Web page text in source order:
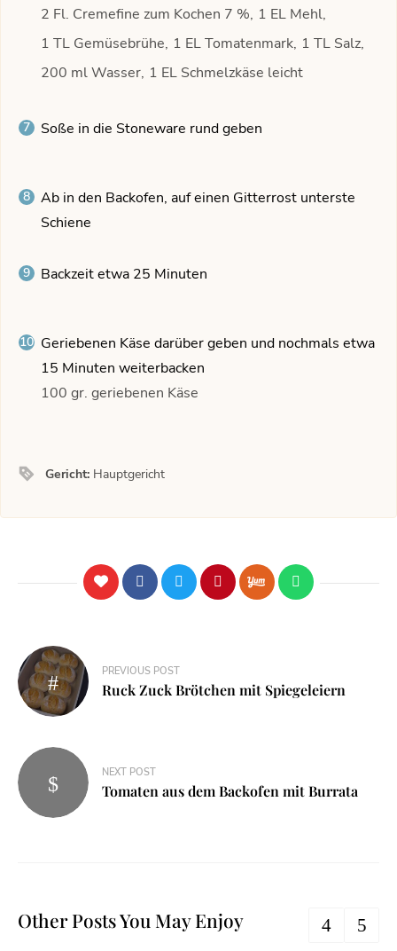
2 Fl. Cremefine zum Kochen 7 %, 1 EL Mehl,
1 TL Gemüsebrühe, 1 EL Tomatenmark, 1 TL Salz,
200 ml Wasser, 1 EL Schmelzkäse leicht
Soße in die Stoneware rund geben
Ab in den Backofen, auf einen Gitterrost unterste
Schiene
Backzeit etwa 25 Minuten
Geriebenen Käse darüber geben und nochmals etwa
15 Minuten weiterbacken
100 gr. geriebenen Käse
Gericht: Hauptgericht
PREVIOUS POST
Ruck Zuck Brötchen mit Spiegeleiern
NEXT POST
Tomaten aus dem Backofen mit Burrata
Other Posts You May Enjoy